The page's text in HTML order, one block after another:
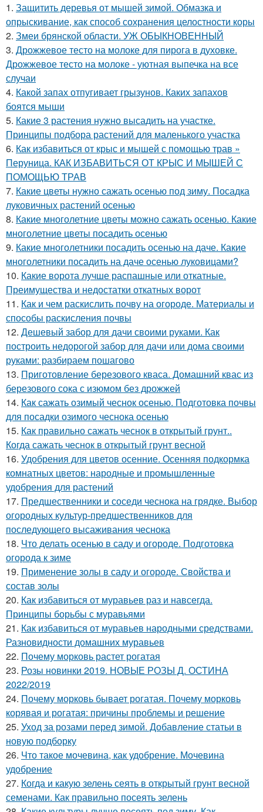
1. Защитить деревья от мышей зимой. Обмазка и
опрыскивание, как способ сохранения целостности коры
2. Змеи брянской области. УЖ ОБЫКНОВЕННЫЙ
3. Дрожжевое тесто на молоке для пирога в духовке.
Дрожжевое тесто на молоке - уютная выпечка на все
случаи
4. Какой запах отпугивает грызунов. Каких запахов
боятся мыши
5. Какие 3 растения нужно высадить на участке.
Принципы подбора растений для маленького участка
6. Как избавиться от крыс и мышей с помощью трав »
Перуница. КАК ИЗБАВИТЬСЯ ОТ КРЫС И МЫШЕЙ С
ПОМОЩЬЮ ТРАВ
7. Какие цветы нужно сажать осенью под зиму. Посадка
луковичных растений осенью
8. Какие многолетние цветы можно сажать осенью. Какие
многолетние цветы посадить осенью
9. Какие многолетники посадить осенью на даче. Какие
многолетники посадить на даче осенью луковицами?
10. Какие ворота лучше распашные или откатные.
Преимущества и недостатки откатных ворот
11. Как и чем раскислить почву на огороде. Материалы и
способы раскисления почвы
12. Дешевый забор для дачи своими руками. Как
построить недорогой забор для дачи или дома своими
руками: разбираем пошагово
13. Приготовление березового кваса. Домашний квас из
березового сока с изюмом без дрожжей
14. Как сажать озимый чеснок осенью. Подготовка почвы
для посадки озимого чеснока осенью
15. Как правильно сажать чеснок в открытый грунт..
Когда сажать чеснок в открытый грунт весной
16. Удобрения для цветов осенние. Осенняя подкормка
комнатных цветов: народные и промышленные
удобрения для растений
17. Предшественники и соседи чеснока на грядке. Выбор
огородных культур-предшественников для
последующего высаживания чеснока
18. Что делать осенью в саду и огороде. Подготовка
огорода к зиме
19. Применение золы в саду и огороде. Свойства и
состав золы
20. Как избавиться от муравьев раз и навсегда.
Принципы борьбы с муравьями
21. Как избавиться от муравьев народными средствами.
Разновидности домашних муравьев
22. Почему морковь растет рогатая
23. Розы новинки 2019. НОВЫЕ РОЗЫ Д. ОСТИНА
2022/2019
24. Почему морковь бывает рогатая. Почему морковь
корявая и рогатая: причины проблемы и решение
25. Уход за розами перед зимой. Добавление статьи в
новую подборку
26. Что такое мочевина, как удобрение. Мочевина
удобрение
27. Когда и какую зелень сеять в открытый грунт весной
семенами. Как правильно посеять зелень